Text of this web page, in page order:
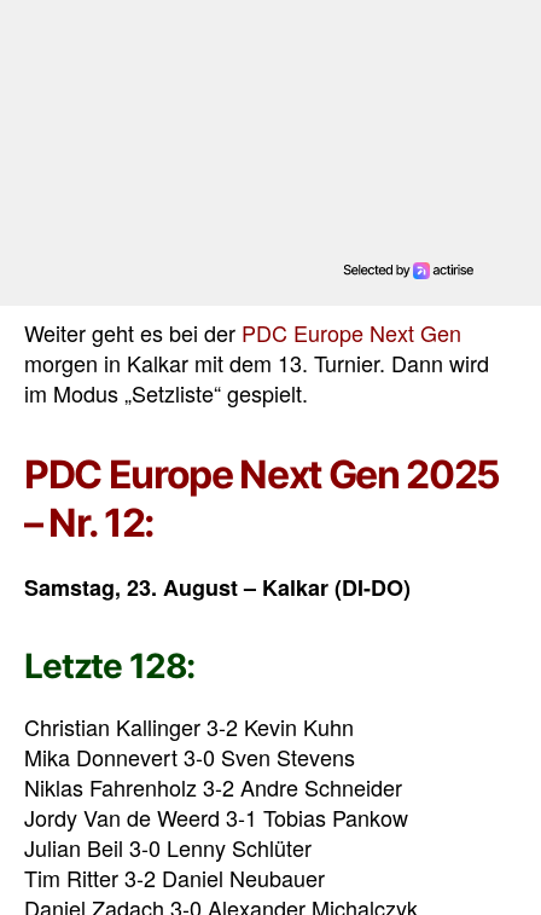
Weiter geht es bei der PDC Europe Next Gen
morgen in Kalkar mit dem 13. Turnier. Dann wird
im Modus „Setzliste“ gespielt.
PDC Europe Next Gen 2025
– Nr. 12:
Samstag, 23. August – Kalkar (DI-DO)
Letzte 128:
Christian Kallinger 3-2 Kevin Kuhn
Mika Donnevert 3-0 Sven Stevens
Niklas Fahrenholz 3-2 Andre Schneider
Jordy Van de Weerd 3-1 Tobias Pankow
Julian Beil 3-0 Lenny Schlüter
Tim Ritter 3-2 Daniel Neubauer
Daniel Zadach 3-0 Alexander Michalczyk